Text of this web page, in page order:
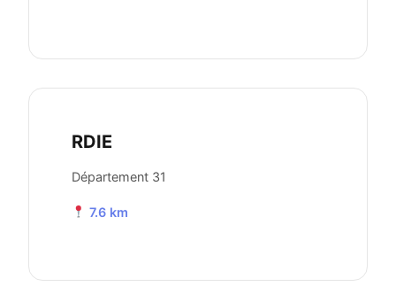
RDIE
Département 31
7.6 km